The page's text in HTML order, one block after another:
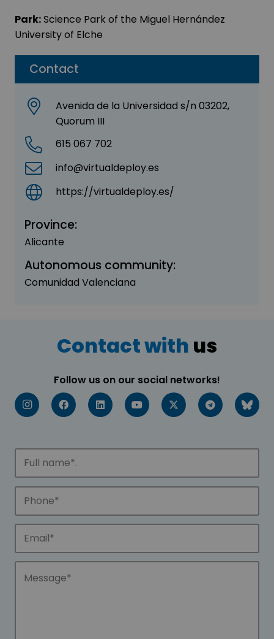
Contact
Avenida de la Universidad s/n 03202,
Quorum III
615 067 702
info@virtualdeploy.es
https://virtualdeploy.es/
Province:
Alicante
Autonomous community:
Comunidad Valenciana
Park:Science Park of the Miguel Hernández
University of Elche
Contact with us
Follow us on our social networks!